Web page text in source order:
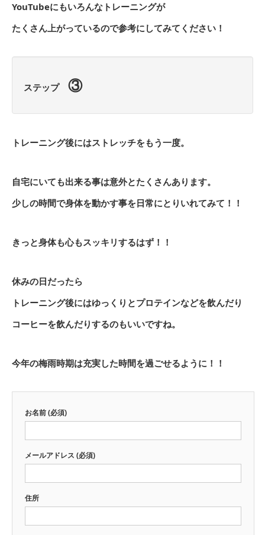
YouTubeにもいろんなトレーニングが
たくさん上がっているので参考にしてみてください！
ステップ ③
トレーニング後にはストレッチをもう一度。
自宅にいても出来る事は意外とたくさんあります。
少しの時間で身体を動かす事を日常にとりいれてみて！！
きっと身体も心もスッキリするはず！！
休みの日だったら
トレーニング後にはゆっくりとプロテインなどを飲んだり
コーヒーを飲んだりするのもいいですね。
今年の梅雨時期は充実した時間を過ごせるように！！
お名前 (必須)
メールアドレス (必須)
住所